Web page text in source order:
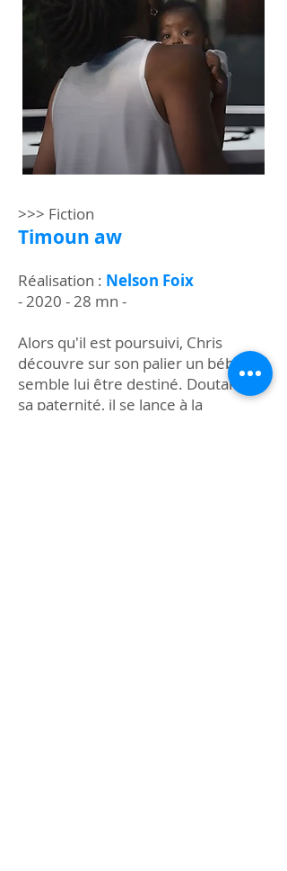
>>> Fiction
Timoun aw
Réalisation : Nelson Foix
- 2020 - 28 mn -
Alors qu'il est poursuivi, Chris
découvre sur son palier un bébé qui
semble lui être destiné. Doutant de
sa paternité, il se lance à la